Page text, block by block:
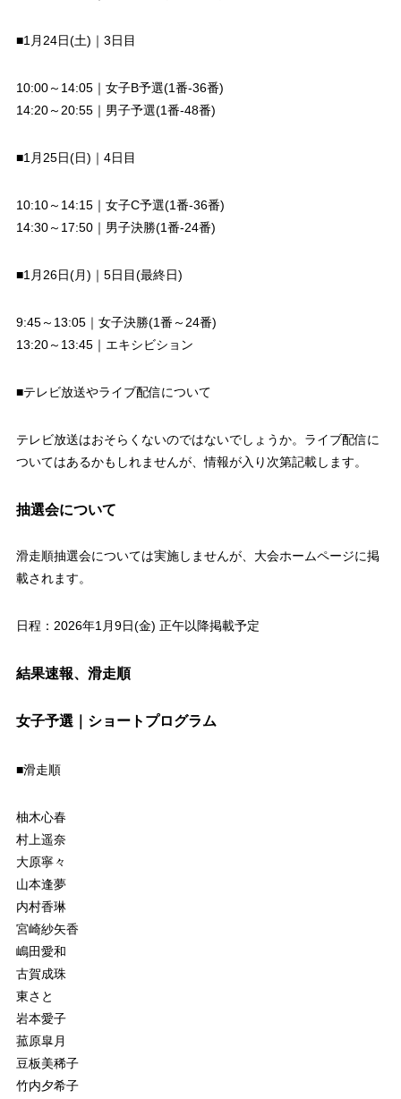
■1月24日(土)｜3日目
10:00～14:05｜女子B予選(1番-36番)
14:20～20:55｜男子予選(1番-48番)
■1月25日(日)｜4日目
10:10～14:15｜女子C予選(1番-36番)
14:30～17:50｜男子決勝(1番-24番)
■1月26日(月)｜5日目(最終日)
9:45～13:05｜女子決勝(1番～24番)
13:20～13:45｜エキシビション
■テレビ放送やライブ配信について
テレビ放送はおそらくないのではないでしょうか。ライブ配信に
ついてはあるかもしれませんが、情報が入り次第記載します。
抽選会について
滑走順抽選会については実施しませんが、大会ホームページに掲
載されます。
日程：2026年1月9日(金) 正午以降掲載予定
結果速報、滑走順
女子予選｜ショートプログラム
■滑走順
柚木心春
村上遥奈
大原寧々
山本逢夢
内村香琳
宮崎紗矢香
嶋田愛和
古賀成珠
東さと
岩本愛子
菰原皐月
豆板美稀子
竹内夕希子